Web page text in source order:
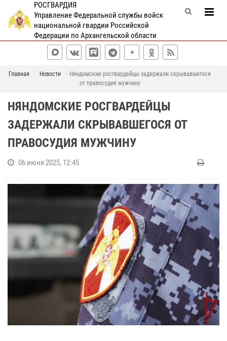
РОСГВАРДИЯ
Управление Федеральной службы войск
национальной гвардии Российской
Федерации по Архангельской области
Главная Новости
Няндомские росгвардейцы задержали скрывавшегося
от правосудия мужчину
НЯНДОМСКИЕ РОСГВАРДЕЙЦЫ
ЗАДЕРЖАЛИ СКРЫВАВШЕГОСЯ ОТ
ПРАВОСУДИЯ МУЖЧИНУ
06 июня 2025, 12:45